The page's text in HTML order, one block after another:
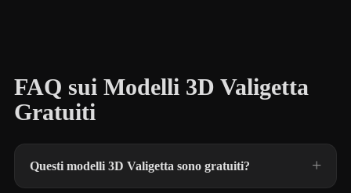
FAQ sui Modelli 3D Valigetta
Gratuiti
Questi modelli 3D Valigetta sono gratuiti?